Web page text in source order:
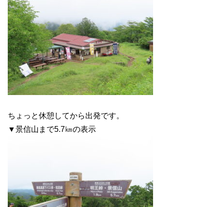
ちょっと休憩してから出発です。
▼景信山まで5.7㎞の表示